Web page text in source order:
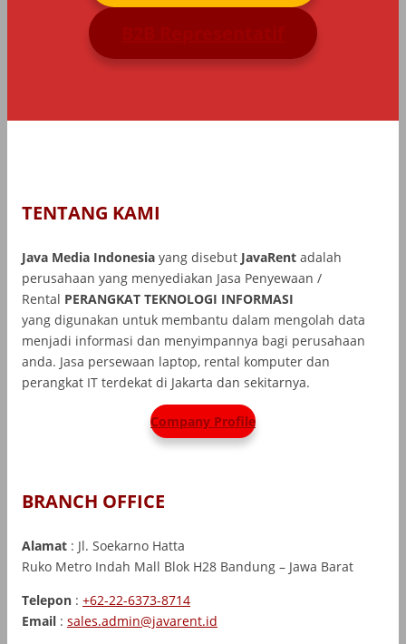
TENTANG KAMI
Java Media Indonesia yang disebut JavaRent adalah
perusahaan yang menyediakan Jasa Penyewaan /
Rental PERANGKAT TEKNOLOGI INFORMASI
yang digunakan untuk membantu dalam mengolah data
menjadi informasi dan menyimpannya bagi perusahaan
anda. Jasa persewaan laptop, rental komputer dan
perangkat IT terdekat di Jakarta dan sekitarnya.
Company Profile
BRANCH OFFICE
Alamat : Jl. Soekarno Hatta
Ruko Metro Indah Mall Blok H28 Bandung – Jawa Barat
Telepon : +62-22-6373-8714
Email : sales.admin@javarent.id